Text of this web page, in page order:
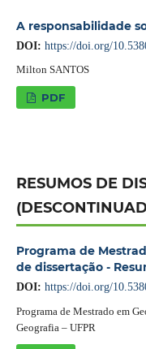
A responsabilidade
DOI: https://doi.org/
Milton SANTOS
PDF
RESUMOS DE
Programa de
de dissertação -
DOI: https://doi.org/
Programa de Mestrado em
Geografia – UFPR